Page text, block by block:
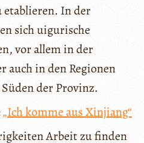
In der
sich uigurische
vor allem in der
auch in den Regionen
der Provinz.
„Ich komme aus Xinjiang“
Arbeit zu finden